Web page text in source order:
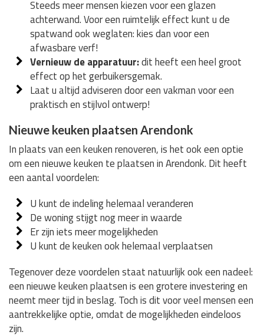
Steeds meer mensen kiezen voor een glazen
achterwand. Voor een ruimtelijk effect kunt u de
spatwand ook weglaten: kies dan voor een
afwasbare verf!
Vernieuw de apparatuur:dit heeft een heel groot
effect op het gerbuikersgemak.
Laat u altijd adviseren door een vakman voor een
praktisch en stijlvol ontwerp!
Nieuwe keuken plaatsen Arendonk
In plaats van een keuken renoveren, is het ook een optie
om een nieuwe keuken te plaatsen in Arendonk. Dit heeft
een aantal voordelen:
U kunt de indeling helemaal veranderen
De woning stijgt nog meer in waarde
Er zijn iets meer mogelijkheden
U kunt de keuken ook helemaal verplaatsen
Tegenover deze voordelen staat natuurlijk ook een nadeel:
een nieuwe keuken plaatsen is een grotere investering en
neemt meer tijd in beslag. Toch is dit voor veel mensen een
aantrekkelijke optie, omdat de mogelijkheden eindeloos
zijn.